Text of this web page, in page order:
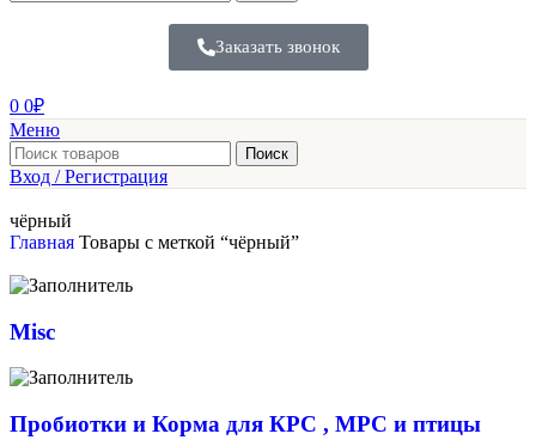
Заказать звонок
0 0₽
Меню
Поиск
Вход / Регистрация
чёрный
Главная Товары с меткой “чёрный”
Misc
Пробиотки и Корма для КРС , МРС и птицы